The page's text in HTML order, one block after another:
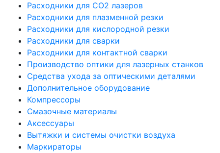
Расходники для СО2 лазеров
Расходники для плазменной резки
Расходники для кислородной резки
Расходники для сварки
Расходники для контактной сварки
Производство оптики для лазерных станков
Средства ухода за оптическими деталями
Дополнительное оборудование
Компрессоры
Смазочные материалы
Аксессуары
Вытяжки и системы очистки воздуха
Маркираторы